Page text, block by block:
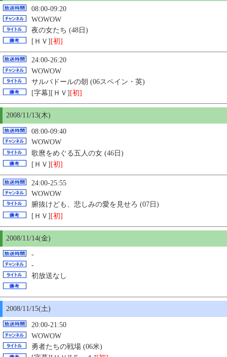
08:00-09:20
WOWOW
夜の女たち (48日)
[ＨＶ] [初]
24:00-26:20
WOWOW
サルバドールの朝 (06スペイン・英)
[字幕][ＨＶ] [初]
2008/11/13(木)
08:00-09:40
WOWOW
歌麿をめぐる五人の女 (46日)
[ＨＶ] [初]
24:00-25:55
WOWOW
腑抜けども、悲しみの愛を見せろ (07日)
[ＨＶ][初]
2008/11/14(金)
-
-
初放送なし
2008/11/15(土)
20:00-21:50
WOWOW
勇者たちの戦場 (06米)